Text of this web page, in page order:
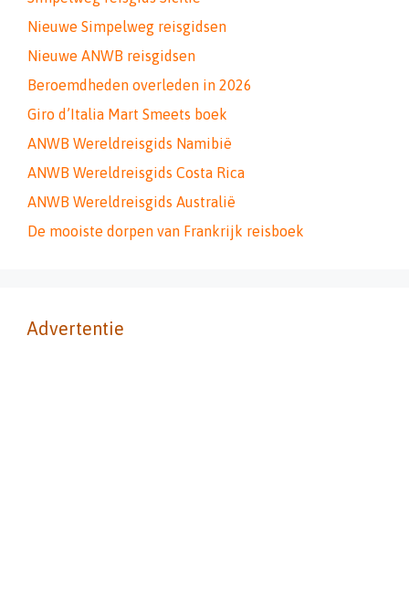
Nieuwe Simpelweg reisgidsen
Nieuwe ANWB reisgidsen
Beroemdheden overleden in 2026
Giro d’Italia Mart Smeets boek
ANWB Wereldreisgids Namibië
ANWB Wereldreisgids Costa Rica
ANWB Wereldreisgids Australië
De mooiste dorpen van Frankrijk reisboek
Advertentie